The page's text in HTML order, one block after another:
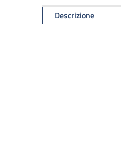
Descrizionedella